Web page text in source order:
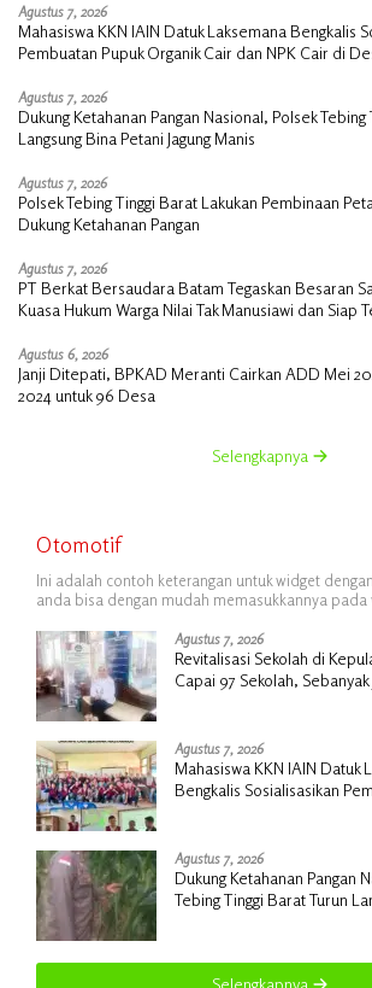
Agustus 7, 2026
Mahasiswa KKN IAIN Datuk Laksemana Bengkalis
Pembuatan Pupuk Organik Cair dan NPK Cair di
Agustus 7, 2026
Dukung Ketahanan Pangan Nasional, Polsek Tebing
Langsung Bina Petani Jagung Manis
Agustus 7, 2026
Polsek Tebing Tinggi Barat Lakukan Pembinaan
Dukung Ketahanan Pangan
Agustus 7, 2026
PT Berkat Bersaudara Batam Tegaskan Besaran
Kuasa Hukum Warga Nilai Tak Manusiawi dan Siap
Agustus 6, 2026
Janji Ditepati, BPKAD Meranti Cairkan ADD Mei
2024 untuk 96 Desa
Selengkapnya
Otomotif
Ini adalah contoh keterangan untuk widget
anda bisa dengan mudah memasukkannya pada
Agustus 7, 2026
Revitalisasi Sekolah di
Capai 97 Sekolah, Sebanyak
Agustus 7, 2026
Mahasiswa KKN IAIN Datuk
Bengkalis Sosialisasikan
Agustus 7, 2026
Dukung Ketahanan Pangan
Tebing Tinggi Barat Turun
Selengkapnya